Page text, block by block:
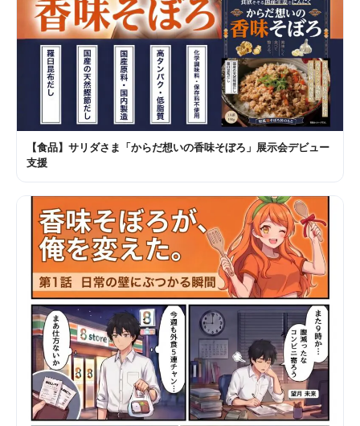
【食品】サリダさま「からだ想いの香味そぼろ」展示会デビュー
支援